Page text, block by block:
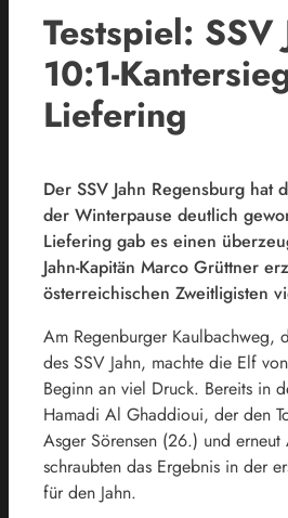
Testspiel:
10:1-
Liefering
Der SSV Jahn Regensburg hat
der Winterpause deutlich
Liefering gab es einen
Jahn-Kapitän Marco Grüttner
österreichischen Zweitligisten
Am Regenburger Kaulbachweg,
des SSV Jahn, machte die Elf
Beginn an viel Druck. Bereits in
Hamadi Al Ghaddioui, der den
Asger Sörensen (26.) und
schraubten das Ergebnis in der
für den Jahn.